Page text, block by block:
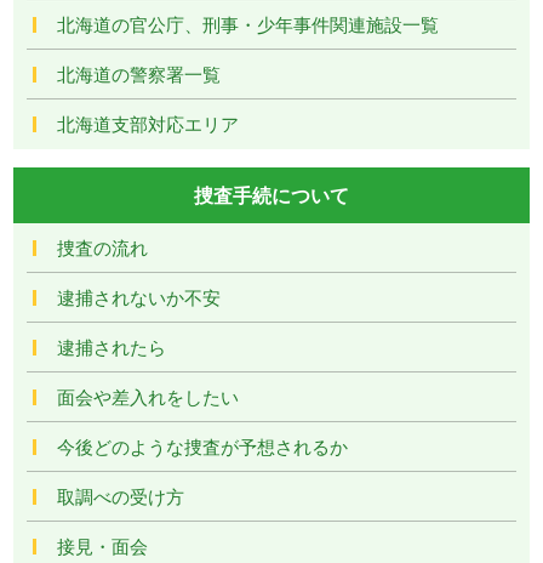
北海道の官公庁、刑事・少年事件関連施設一覧
北海道の警察署一覧
北海道支部対応エリア
捜査手続について
捜査の流れ
逮捕されないか不安
逮捕されたら
面会や差入れをしたい
今後どのような捜査が予想されるか
取調べの受け方
接見・面会